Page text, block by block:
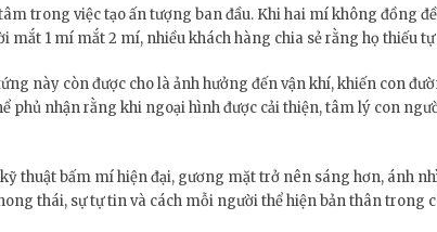
trong việc tạo ấn tượng ban đầu. Khi hai mí không đồng
1 mí mắt 2 mí, nhiều khách hàng chia sẻ rằng họ thiếu
này còn được cho là ảnh hưởng đến vận khí, khiến con
nhận rằng khi ngoại hình được cải thiện, tâm lý con
thuật bấm mí hiện đại, gương mặt trở nên sáng hơn, ánh
thái, sự tự tin và cách mỗi người thể hiện bản thân trong